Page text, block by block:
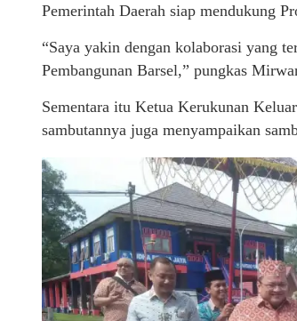
Pemerintah Daerah siap mendukung
“Saya yakin dengan kolaborasi yang
Pembangunan Barsel,” pungkas
Sementara itu Ketua Kerukunan
sambutannya juga menyampaikan